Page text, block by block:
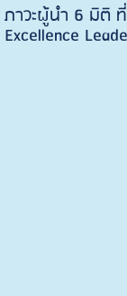
ภาวะผู้นำ 6 มิติ ที่
Excellence